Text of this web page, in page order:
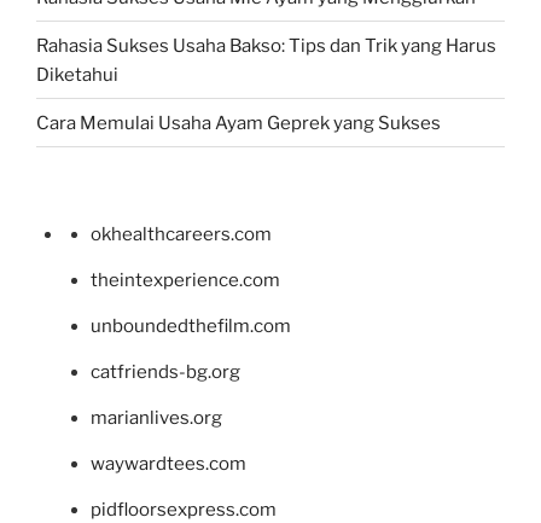
Rahasia Sukses Usaha Bakso: Tips dan Trik yang Harus
Diketahui
Cara Memulai Usaha Ayam Geprek yang Sukses
okhealthcareers.com
theintexperience.com
unboundedthefilm.com
catfriends-bg.org
marianlives.org
waywardtees.com
pidfloorsexpress.com